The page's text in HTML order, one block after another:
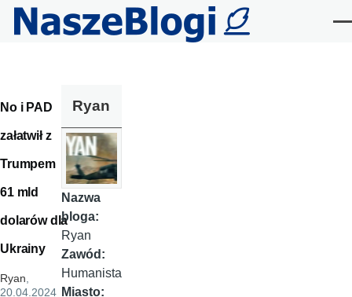
Przejdź do treści
No i PAD
załatwił z
Trumpem
61 mld
dolarów dla
Ukrainy
Ryan,
20.04.2024
Ryan
Nazwa
bloga:
Ryan
Zawód:
Humanista
Miasto: